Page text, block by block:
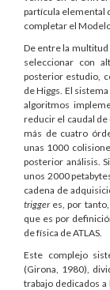
partícula elemental
completar el
De entre la multitud
seleccionar con
posterior estudio,
de Higgs. El
algoritmos
reducir el caudal
más de cuatro
unas 1000
posterior análisis.
unos 2000
cadena de
triggeres, por tanto,
que es por
de física de ATLAS.
Este complejo
(Girona, 1980),
trabajo dedicados